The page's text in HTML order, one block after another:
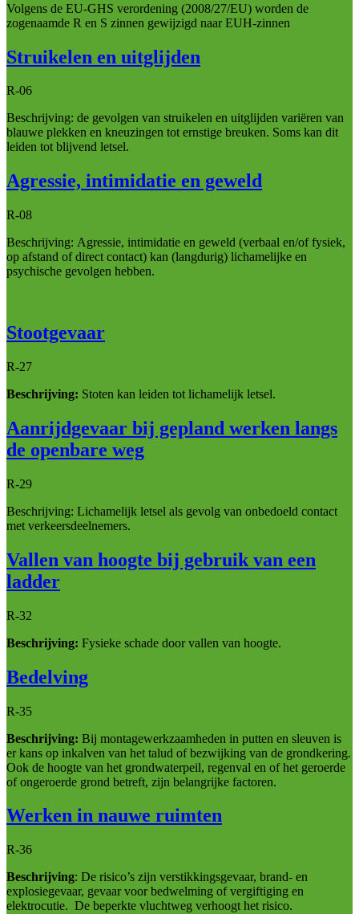
Volgens de EU-GHS verordening (2008/27/EU) worden de
zogenaamde R en S zinnen gewijzigd naar EUH-zinnen
Struikelen en uitglijden
R-06
Beschrijving: de gevolgen van struikelen en uitglijden variëren van
blauwe plekken en kneuzingen tot ernstige breuken. Soms kan dit
leiden tot blijvend letsel.
Agressie, intimidatie en geweld
R-08
Beschrijving: Agressie, intimidatie en geweld (verbaal en/of fysiek,
op afstand of direct contact) kan (langdurig) lichamelijke en
psychische gevolgen hebben.
Stootgevaar
R-27
Beschrijving: Stoten kan leiden tot lichamelijk letsel.
Aanrijdgevaar bij gepland werken langs
de openbare weg
R-29
Beschrijving: Lichamelijk letsel als gevolg van onbedoeld contact
met verkeersdeelnemers.
Vallen van hoogte bij gebruik van een
ladder
R-32
Beschrijving: Fysieke schade door vallen van hoogte.
Bedelving
R-35
Beschrijving: Bij montagewerkzaamheden in putten en sleuven is
er kans op inkalven van het talud of bezwijking van de grondkering.
Ook de hoogte van het grondwaterpeil, regenval en of het geroerde
of ongeroerde grond betreft, zijn belangrijke factoren.
Werken in nauwe ruimten
R-36
Beschrijving: De risico’s zijn verstikkingsgevaar, brand- en
explosiegevaar, gevaar voor bedwelming of vergiftiging en
elektrocutie. De beperkte vluchtweg verhoogt het risico.